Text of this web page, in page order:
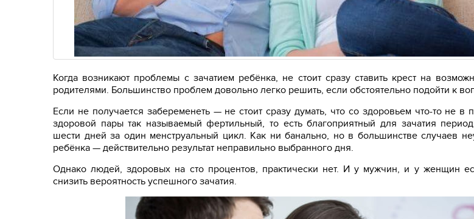
Когда возникают проблемы с зачатием ребёнка, не стоит сразу ставить крест на
родителями. Большинство проблем довольно легко решить, если обстоятельно подойти к
Если не получается забеременеть — не стоит сразу думать, что со здоровьем что-то не в
здоровой пары так называемый фертильный, то есть благоприятный для зачатия
шести дней за один менструальный цикл. Как ни банально, но в большинстве случаев
ребёнка — действительно результат неправильно выбранного дня.
Однако людей, здоровых на сто процентов, практически нет. И у мужчин, и у женщин
снизить вероятность успешного зачатия.